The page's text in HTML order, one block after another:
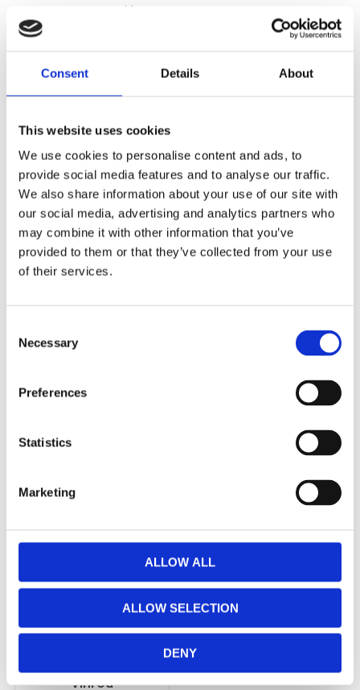
Consent Details About
This website uses cookies
We use cookies to personalise content and ads, to
provide social media features and to analyse our traffic.
We also share information about your use of our site with
our social media, advertising and analytics partners who
may combine it with other information that you’ve
provided to them or that they’ve collected from your use
of their services.
Selection
Necessary
Preferences
Statistics
Marketing
ALLOW ALL
ALLOW SELECTION
DENY
22.8 m i lager
Redlunds
Fri frakt över 995kr
Snabba leveranser
Enkel betalning med Klarna
BESKRIVNING
Kraftigt, styvt tyg anpassat för utomhusbruk.
Kommer här med randigt mönster i marinblått
och grått i olika breda ränder.
Tål fukt, solljus samt är mögelresistent och
Bari Fritidsväv
Vinröd
Lägg till i favoriter